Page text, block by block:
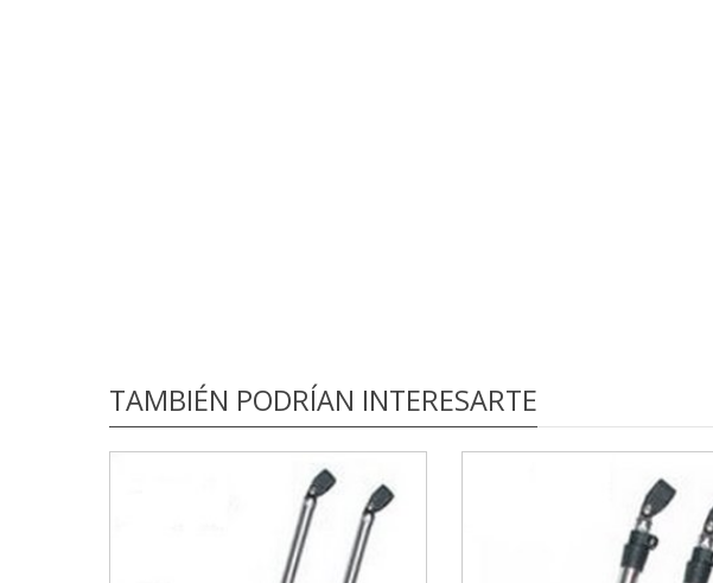
TAMBIÉN PODRÍAN INTERESARTE